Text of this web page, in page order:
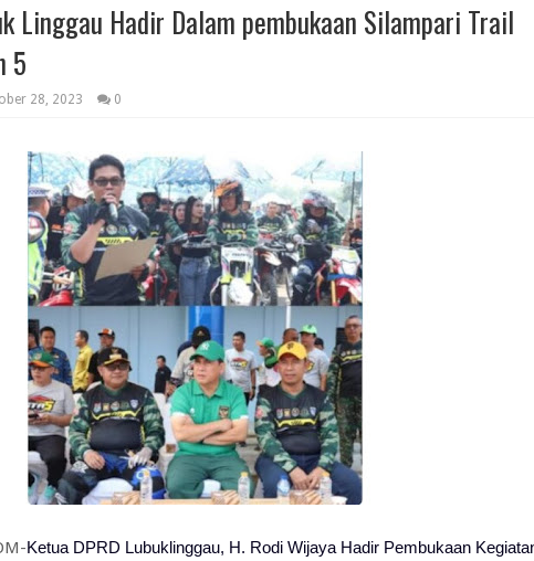
Linggau Hadir Dalam pembukaan Silampari Trail
5
28, 2023 0
Ketua DPRD Lubuklinggau, H. Rodi Wijaya Hadir Pembukaan